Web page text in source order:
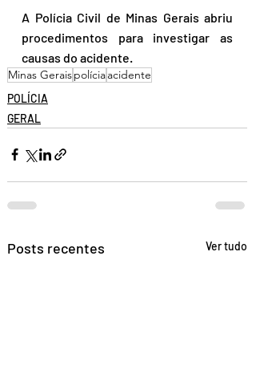
A Polícia Civil de Minas Gerais abriu
procedimentos para investigar as
causas do acidente.
Minas Geraispolíciaacidente
POLÍCIA
GERAL
Posts recentes Ver tudo